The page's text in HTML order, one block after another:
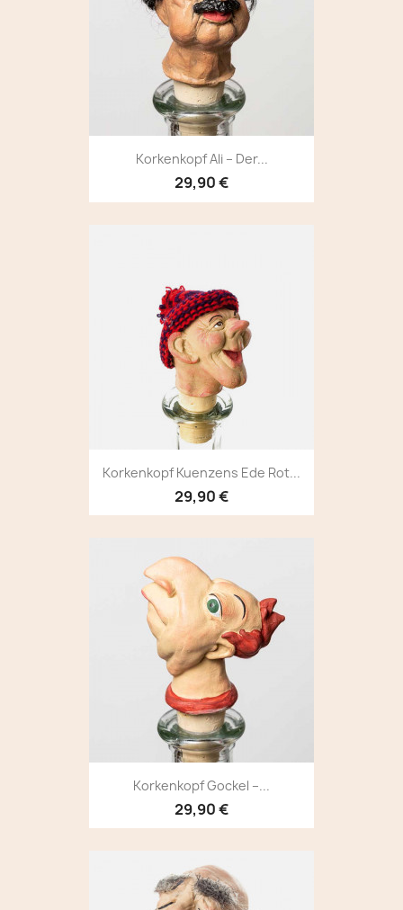
Korkenkopf Ali – Der...
29,90 €
Korkenkopf Kuenzens Ede Rot...
29,90 €
Korkenkopf Gockel –...
29,90 €